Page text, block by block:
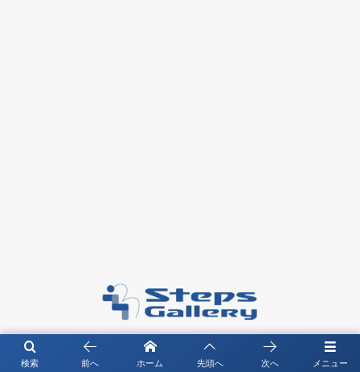
メニュー
検索 前へ ホーム 先頭へ 次へ
〒104－0061 東京都中央区銀座4-4-13 琉映ビル5F